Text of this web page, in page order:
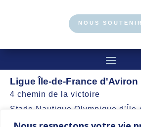
NOUS SOUTENIR
Ligue Île-de-France d'Aviron
4 chemin de la victoire
Stade Nautique Olympique
77360 Vaires-sur-Marne